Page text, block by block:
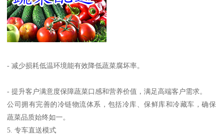
- 减少损耗低温环境能有效降低蔬菜腐坏率。
- 提升客户满意度保障蔬菜口感和营养价值，满足高端客户需求。
公司拥有完善的冷链物流体系，包括冷库、保鲜库和冷藏车，确保
蔬菜品质始终如一。
5. 专车直送模式